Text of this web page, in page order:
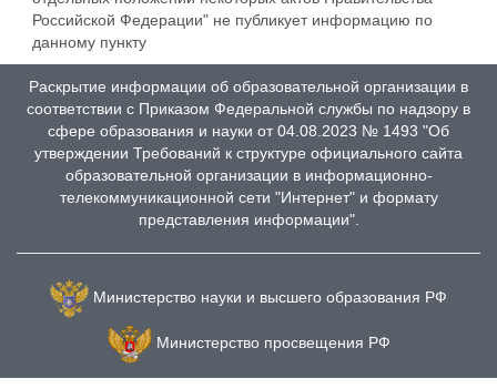
Российской Федерации" не публикует информацию по
данному пункту
Раскрытие информации об образовательной организации в
соответствии с Приказом Федеральной службы по надзору в
сфере образования и науки от 04.08.2023 № 1493 "Об
утверждении Требований к структуре официального сайта
образовательной организации в информационно-
телекоммуникационной сети "Интернет" и формату
представления информации".
Министерство науки и высшего образования РФ
Министерство просвещения РФ